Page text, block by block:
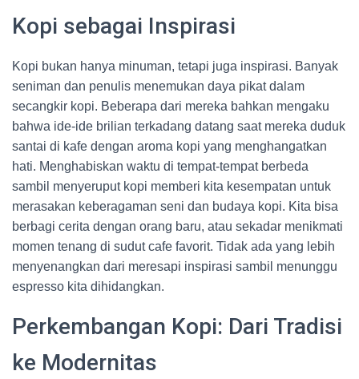
Kopi sebagai Inspirasi
Kopi bukan hanya minuman, tetapi juga inspirasi. Banyak
seniman dan penulis menemukan daya pikat dalam
secangkir kopi. Beberapa dari mereka bahkan mengaku
bahwa ide-ide brilian terkadang datang saat mereka duduk
santai di kafe dengan aroma kopi yang menghangatkan
hati. Menghabiskan waktu di tempat-tempat berbeda
sambil menyeruput kopi memberi kita kesempatan untuk
merasakan keberagaman seni dan budaya kopi. Kita bisa
berbagi cerita dengan orang baru, atau sekadar menikmati
momen tenang di sudut cafe favorit. Tidak ada yang lebih
menyenangkan dari meresapi inspirasi sambil menunggu
espresso kita dihidangkan.
Perkembangan Kopi: Dari Tradisi
ke Modernitas